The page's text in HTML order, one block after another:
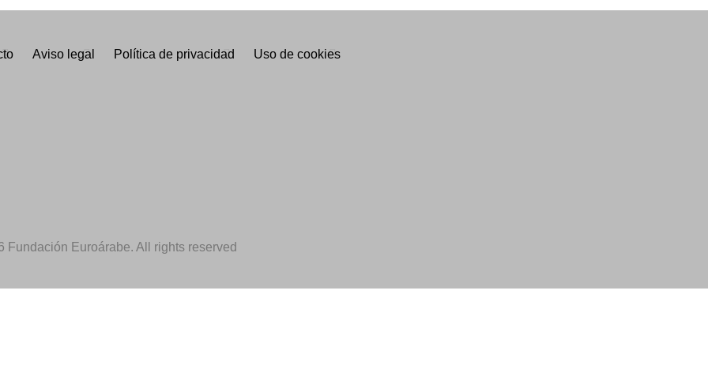
Aviso legal Política de privacidad Uso de cookies
Cultura y Deporte
Granada
Fundación Euroárabe. All rights reserved